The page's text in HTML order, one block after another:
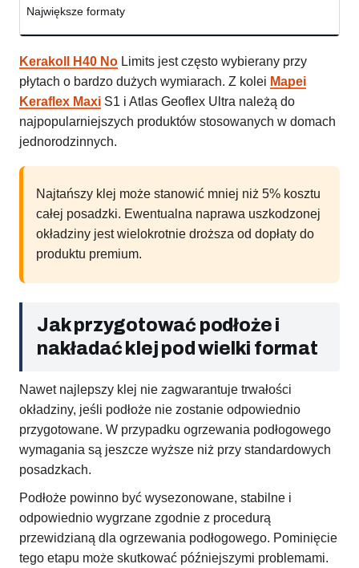
Największe formaty
Kerakoll H40 No Limits jest często wybierany przy
płytach o bardzo dużych wymiarach. Z kolei Mapei
Keraflex Maxi S1 i Atlas Geoflex Ultra należą do
najpopularniejszych produktów stosowanych w domach
jednorodzinnych.
Najtańszy klej może stanowić mniej niż 5% kosztu
całej posadzki. Ewentualna naprawa uszkodzonej
okładziny jest wielokrotnie droższa od dopłaty do
produktu premium.
Jak przygotować podłoże i
nakładać klej pod wielki format
Nawet najlepszy klej nie zagwarantuje trwałości
okładziny, jeśli podłoże nie zostanie odpowiednio
przygotowane. W przypadku ogrzewania podłogowego
wymagania są jeszcze wyższe niż przy standardowych
posadzkach.
Podłoże powinno być wysezonowane, stabilne i
odpowiednio wygrzane zgodnie z procedurą
przewidzianą dla ogrzewania podłogowego. Pominięcie
tego etapu może skutkować późniejszymi problemami.